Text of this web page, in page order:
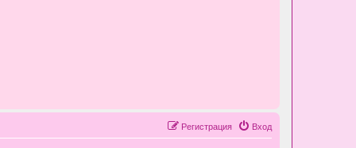
Вход
Регистрация